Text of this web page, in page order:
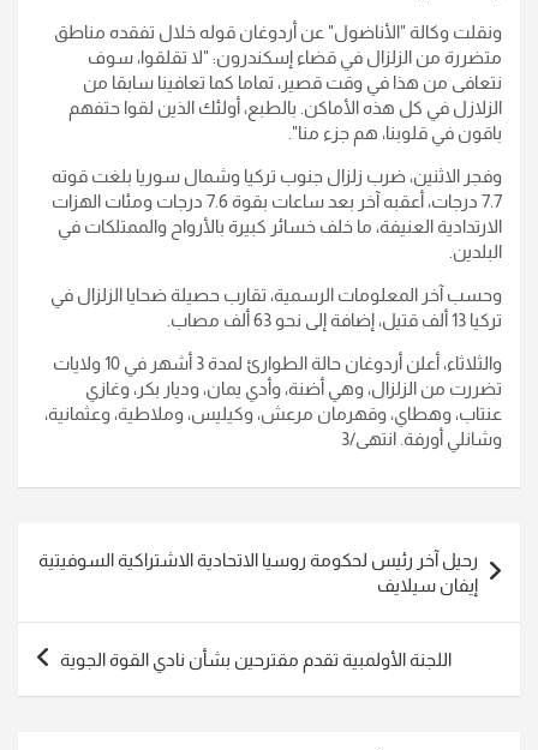
ونقلت وكالة "الأناضول" عن أردوغان قوله خلال تفقده مناطق
متضررة من الزلزال في قضاء إسكندرون: "لا تقلقوا، سوف
نتعافى من هذا في وقت قصير، تماما كما تعافينا سابقا من
الزلازل في كل هذه الأماكن. بالطبع، أولئك الذين لقوا حتفهم
باقون في قلوبنا، هم جزء منا".
وفجر الاثنين، ضرب زلزال جنوب تركيا وشمال سوريا بلغت قوته
7.7 درجات، أعقبه آخر بعد ساعات بقوة 7.6 درجات ومئات الهزات
الارتدادية العنيفة، ما خلف خسائر كبيرة بالأرواح والممتلكات في
البلدين.
وحسب آخر المعلومات الرسمية، تقارب حصيلة ضحايا الزلزال في
تركيا 13 ألف قتيل، إضافة إلى نحو 63 ألف مصاب.
والثلاثاء، أعلن أردوغان حالة الطوارئ لمدة 3 أشهر في 10 ولايات
تضررت من الزلزال، وهي أضنة، وأدي يمان، وديار بكر، وغازي
عنتاب، وهطاي، وقهرمان مرعش، وكيليس، وملاطية، وعثمانية،
وشانلي أورفة. انتهى/3
المقالات
رحيل آخر رئيس لحكومة روسيا الاتحادية الاشتراكية السوفيتية
إيفان سيلايف
اللجنة الأولمبية تقدم مقترحين بشأن نادي القوة الجوية